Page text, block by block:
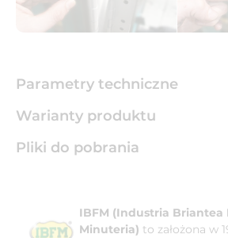
Parametry techniczne
Warianty produktu
Pliki do pobrania
IBFM (Industria Briantea
Minuteria) to założona w